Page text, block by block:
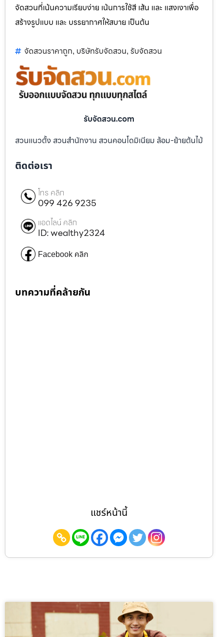
จัดสวนที่เน้นความเรียบง่าย เน้นการใช้สี เส้น และ แสงเงาเพื่อ
สร้างรูปแบบ และ บรรยากาศให้สบาย เป็นต้น
จัดสวนราคาถูก, บริษัทรับจัดสวน, รับจัดสวน
รับจัดสวน.com
สวนแนวตั้ง สวนสำนักงาน สวนคอนโดมิเนียม ล้อม-ย้ายต้นไม้
ติดต่อเรา
โทร คลิก
099 426 9235
แอดไลน์ คลิก
ID: wealthy2324
Facebook คลิก
บทความที่คล้ายกัน
แชร์หน้านี้